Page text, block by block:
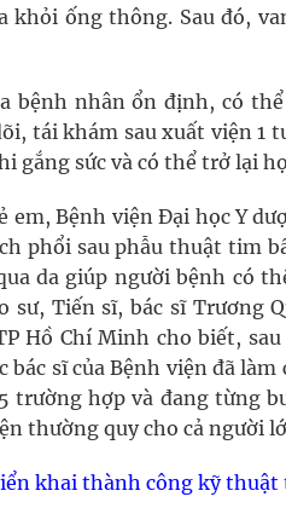
khỏi ống thông. Sau đó,
bệnh nhân ổn định, có
tái khám sau xuất viện 1
gắng sức và có thể trở lại
Bệnh viện Đại học Y
phổi sau phẫu thuật tim
da giúp người bệnh có
sư, Tiến sĩ, bác sĩ Trương
Hồ Chí Minh cho biết,
bác sĩ của Bệnh viện đã
trường hợp và đang từng
thường quy cho cả người
khai thành công kỹ thuật